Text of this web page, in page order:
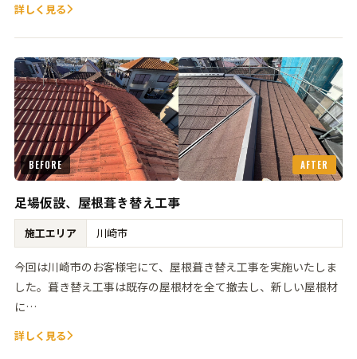
詳しく見る
BEFORE AFTER
足場仮設、屋根葺き替え工事
施工エリア 川崎市
今回は川崎市のお客様宅にて、屋根葺き替え工事を実施いたしま
した。葺き替え工事は既存の屋根材を全て撤去し、新しい屋根材
に…
詳しく見る